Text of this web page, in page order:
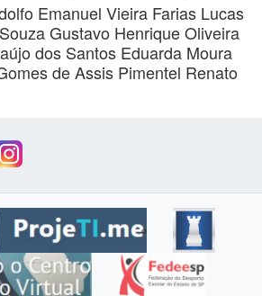
Emanuel Vieira Farias Lucas
Gustavo Henrique Oliveira
dos Santos Eduarda Moura
de Assis Pimentel Renato